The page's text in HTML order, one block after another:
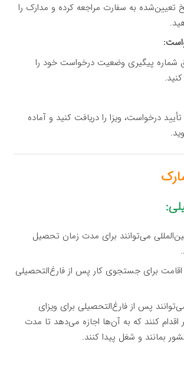
تعیین‌شده به سفارت مراجعه کرده و مدارک را
شماره پیگیری وضعیت درخواست خود را
درخواست، ویزا را دریافت کنید و آماده
می‌توانند برای مدت زمان تحصیل
اقامت برای جستجوی کار پس از فارغ‌التحصیلی
پس از فارغ‌التحصیلی برای ویزای
کنند که به آن‌ها اجازه می‌دهد تا مدت
بمانند و شغل پیدا کنند.